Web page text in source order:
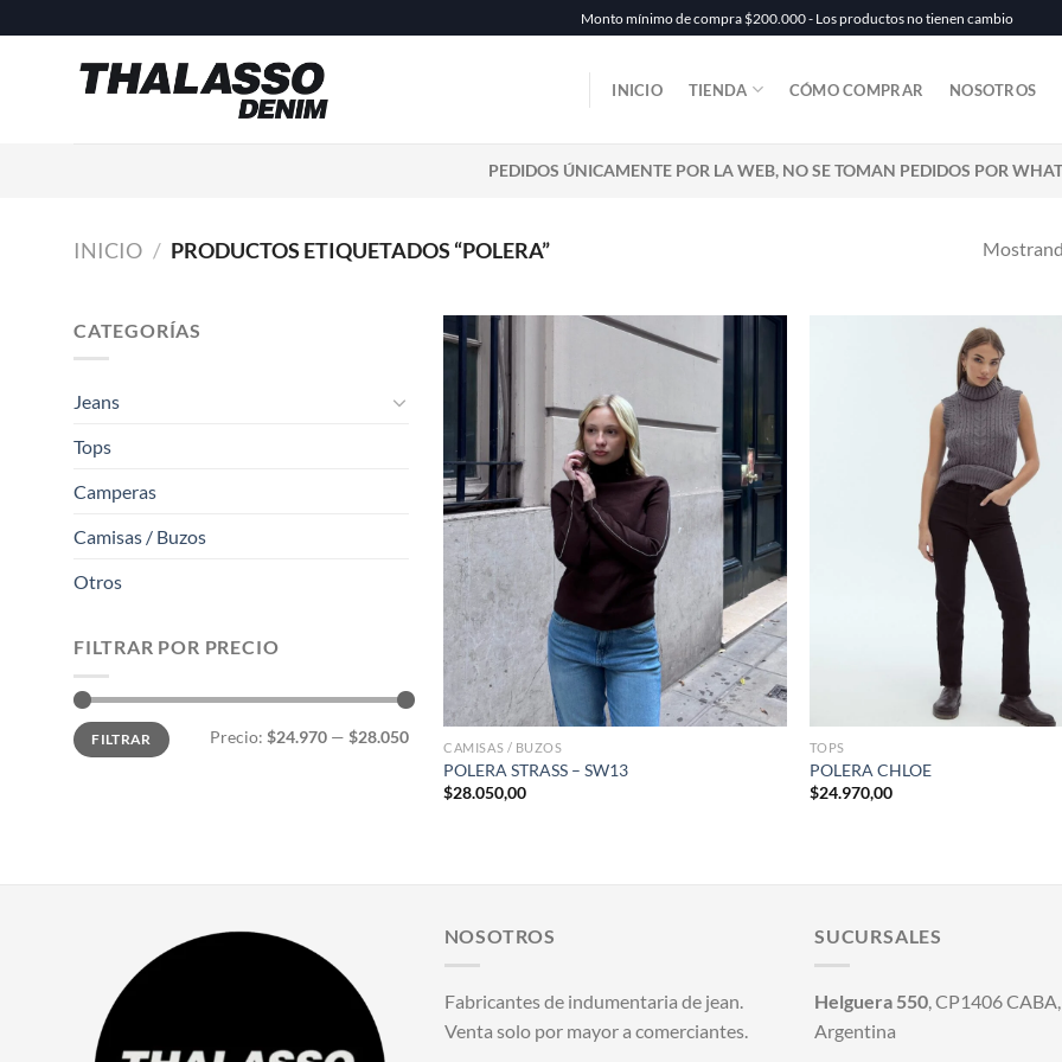
al
contenido
Monto mínimo de compra $200.000 - Los productos no tienen cambio
INICIO TIENDA CÓMO COMPRAR NOSOTROS
PEDIDOS ÚNICAMENTE POR LA WEB, NO SE TOMAN PEDIDOS POR
INICIO / PRODUCTOS ETIQUETADOS “POLERA”
CATEGORÍAS
Jeans
Tops
Camperas
Camisas / Buzos
Otros
FILTRAR POR PRECIO
Precio
mínimo
Precio
máximo
FILTRAR Precio: $24.970— $28.050
+
CAMISAS / BUZOS
POLERA STRASS – SW13
$28.050,00
TOPS
POLERA CHLOE
$24.970,00
NOSOTROS
Fabricantes de indumentaria de jean.
Venta solo por mayor a comerciantes.
SUCURSALES
Helguera 550 , CP1406
Argentina